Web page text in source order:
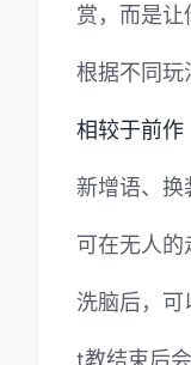
赏，而是让
根据不同玩
相较于前作
新增语、换
可在无人的
洗脑后，
t教结束后